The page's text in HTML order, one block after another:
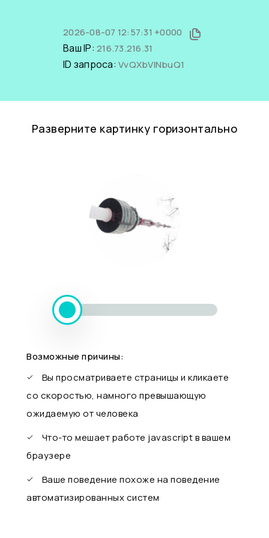
2026-08-07 12:57:31 +0000
Ваш IP: 216.73.216.31
ID запроса: VvQXbVlNbuQ1
Разверните картинку горизонтально
Возможные причины:
Вы просматриваете страницы и кликаете
со скоростью, намного превышающую
ожидаемую от человека
Что-то мешает работе javascript в вашем
браузере
Ваше поведение похоже на поведение
автоматизированных систем